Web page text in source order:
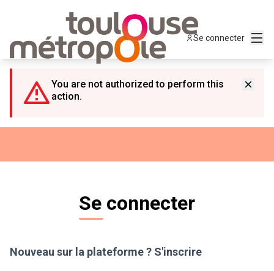
Se connecter
You are not authorized to perform this
action.
Se connecter
Nouveau sur la plateforme ? S'inscrire